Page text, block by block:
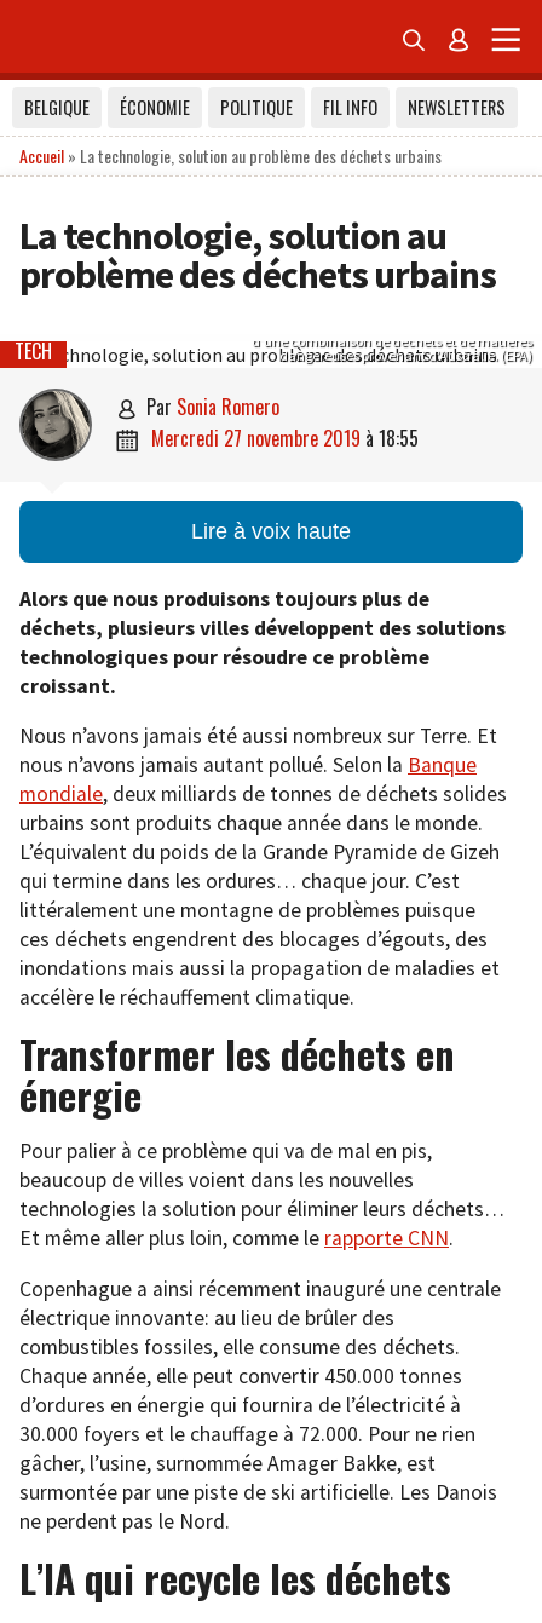
 
BELGIQUE ÉCONOMIE POLITIQUE FIL INFO
NEWSLETTERS
Accueil» La technologie, solution au problème des déchets urbains
La technologie, solution au
problème des déchets urbains
d’une combinaison de déchets et de matières
dangereuses provenant d’Australie. (EPA)
TECH
 par Sonia Romero
 mercredi 27 novembre 2019 à 18:55
Lire à voix haute
Alors que nous produisons toujours plus de
déchets, plusieurs villes développent des solutions
technologiques pour résoudre ce problème
croissant.
Nous n’avons jamais été aussi nombreux sur Terre. Et
nous n’avons jamais autant pollué. Selon la Banque
mondiale, deux milliards de tonnes de déchets solides
urbains sont produits chaque année dans le monde.
L’équivalent du poids de la Grande Pyramide de Gizeh
qui termine dans les ordures… chaque jour. C’est
littéralement une montagne de problèmes puisque
ces déchets engendrent des blocages d’égouts, des
inondations mais aussi la propagation de maladies et
accélère le réchauffement climatique.
Transformer les déchets en
énergie
Pour palier à ce problème qui va de mal en pis,
beaucoup de villes voient dans les nouvelles
technologies la solution pour éliminer leurs déchets…
Et même aller plus loin, comme le rapporte CNN.
Copenhague a ainsi récemment inauguré une centrale
électrique innovante: au lieu de brûler des
combustibles fossiles, elle consume des déchets.
Chaque année, elle peut convertir 450.000 tonnes
d’ordures en énergie qui fournira de l’électricité à
30.000 foyers et le chauffage à 72.000. Pour ne rien
gâcher, l’usine, surnommée Amager Bakke, est
surmontée par une piste de ski artificielle. Les Danois
ne perdent pas le Nord.
L’IA qui recycle les déchets